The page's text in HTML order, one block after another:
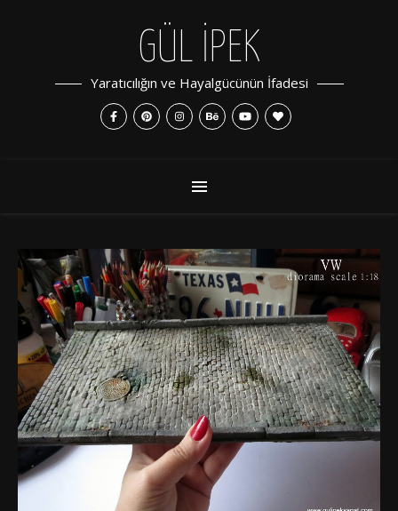
GÜL İPEK
Yaratıcılığın ve Hayalgücünün İfadesi